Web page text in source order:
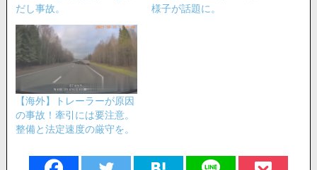
だし事故。
様子が話題に。
【海外】トレーラーが原因
の事故！牽引には要注意。
整備と法定速度の厳守を。